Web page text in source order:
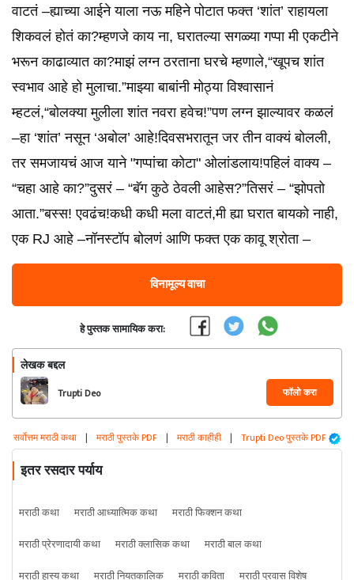
वाटतं –ह्याच्या आईने याला नऊ महिने पोटात फक्त ‘शांत’ राहायला
शिकवलं होतं का?म्हणजे काय ना, घरातल्या सगळ्या गप्पा मी एकटीने
भरून काढाव्यात का?माझं लग्न ठरताना घरचे म्हणाले,“खूपच शांत
स्वभाव आहे हो मुलाचा.”माझ्या बाबांनी मोठ्या विश्वासानं
म्हटलं,“बोलक्या मुलीला शांत नवरा हवेच!”पण लग्न झाल्यावर कळलं
–हा ‘शांत’ नसून ‘अबोल’ आहे!दिवसभरातून जर तीन वाक्यं बोलली,
तर समजायचं आज याने "गप्पांचा कोटा" ओलांडलाय!पहिलं वाक्य –
“चहा आहे का?”दुसरं – “बॅग कुठे ठेवली आहेस?”तिसरं – “झोपतो
आता.”बस्स! एवढंच!कधी कधी मला वाटतं,मी ह्या घरात बायको नाही,
एक RJ आहे –नॉनस्टॉप बोलणं आणि फक्त एक कावू श्रोता –
विनामूल्य वाचा
हे पुस्तक सामायिक करा:
लेखक बद्दल
Trupti Deo फॉलो करा
सर्वोत्तम मराठी कथा | मराठी पुस्तके PDF | मराठी काहीही | Trupti Deo पुस्तके PDF
इतर रसदार पर्याय
मराठी कथा मराठी आध्यात्मिक कथा
मराठी फिक्शन कथा
मराठी प्रेरणादायी कथा
मराठी क्लासिक कथा
मराठी बाल कथा
मराठी हास्य कथा
मराठी नियतकालिक मराठी कविता मराठी प्रवास विशेष